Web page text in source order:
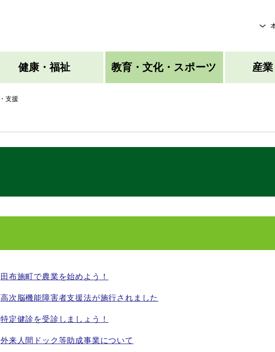
健康・福祉 教育・文化・スポーツ 産
支援
田布施町で農業を始めよう！
高次脳機能障害者支援法が施行されました
特定健診を受診しましょう！
外来人間ドック等助成事業について